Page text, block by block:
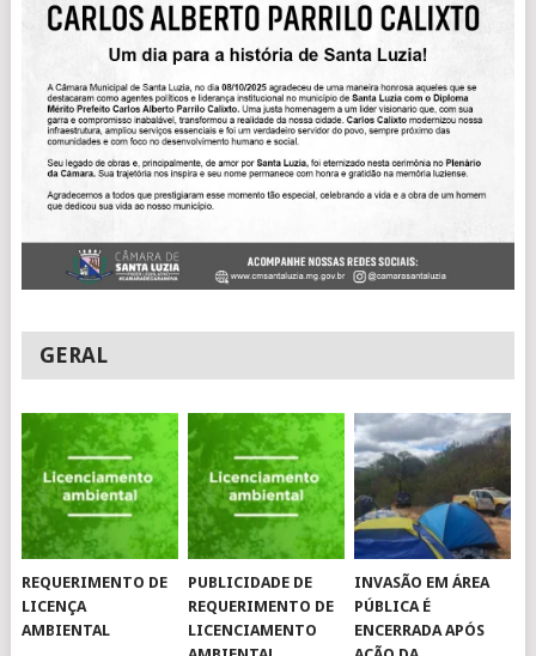
GERAL
REQUERIMENTO DE
LICENÇA
AMBIENTAL
PUBLICIDADE DE
REQUERIMENTO DE
LICENCIAMENTO
INVASÃO EM ÁREA
PÚBLICA É
ENCERRADA APÓS